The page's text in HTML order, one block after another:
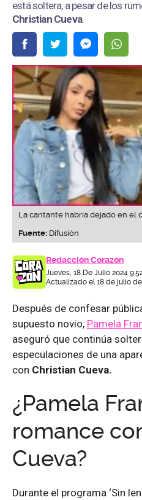
está soltera, a pesar de los
Christian Cueva.
La cantante habría dejado en el
Fuente: Difusión
Redacción Corazón
Jueves, 18 De Julio 2024
Actualizado el 18 de julio
Después de confesar
supuesto novio, Pamela
aseguró que continúa
especulaciones de una
con Christian Cueva.
¿Pamela
romance
Cueva?
Durante el programa ‘Sin